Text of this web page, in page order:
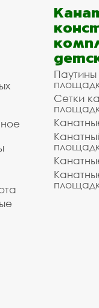
Сетки